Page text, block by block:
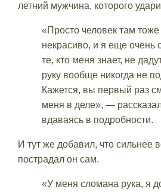
летний мужчина, которого
«Просто человек там
некрасиво, и я еще очень
те, кто меня знает, не
руку вообще никогда не
Кажется, вы первый раз
меня в деле», —
вдаваясь в подробности.
И тут же добавил, что сильнее
пострадал он сам.
«У меня сломана рука, я